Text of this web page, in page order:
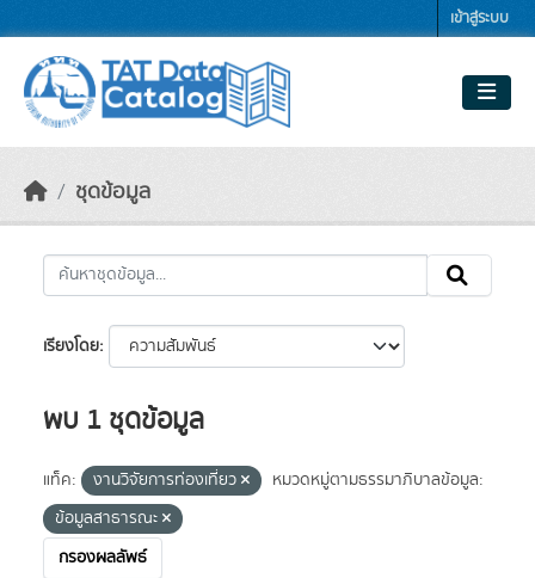
เข้าสู่ระบบ
ชุดข้อมูล
เรียงโดย
พบ 1 ชุดข้อมูล
แท็ค: งานวิจัยการท่องเที่ยว
หมวดหมู่ตามธรรมาภิบาลข้อมูล:
ข้อมูลสาธารณะ
กรองผลลัพธ์